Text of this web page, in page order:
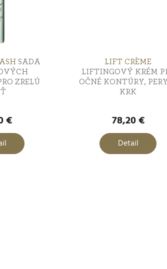
SADA
ZRELÚ
€
LIFT CRÈME
LIFTINGOVÝ KRÉM
OČNÉ KONTÚRY,
KRK
78,20 €
Detail